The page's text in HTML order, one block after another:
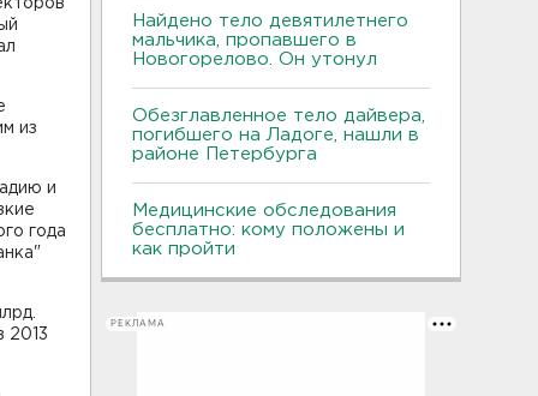
из
и
года
2013
Найдено тело девятилетнего
мальчика, пропавшего в
Новогорелово. Он утонул
Обезглавленное тело дайвера,
погибшего на Ладоге, нашли в
районе Петербурга
Медицинские обследования
бесплатно: кому положены и
как пройти
РЕКЛАМА